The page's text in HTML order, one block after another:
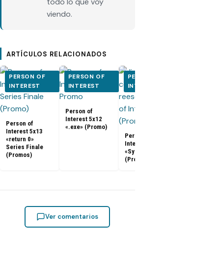
viendo.
ARTÍCULOS RELACIONADOS
PERSON OF
INTEREST
Person of
Interest 5x13
«return 0»
Series Finale
(Promos)
PERSON OF
INTEREST
Person of
Interest 5x12
«.exe» (Promo)
PERSON OF
INTEREST
Person of
Interest 5x11
«Synecdoche»
(Promo)
Ver comentarios